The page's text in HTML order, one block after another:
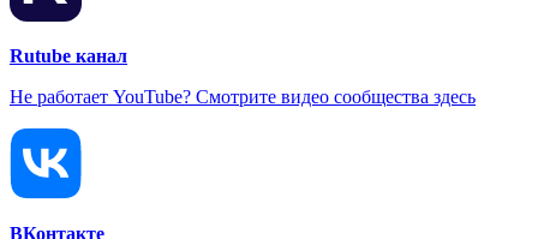
Rutube канал
Не работает YouTube? Смотрите видео сообщества здесь
ВКонтакте